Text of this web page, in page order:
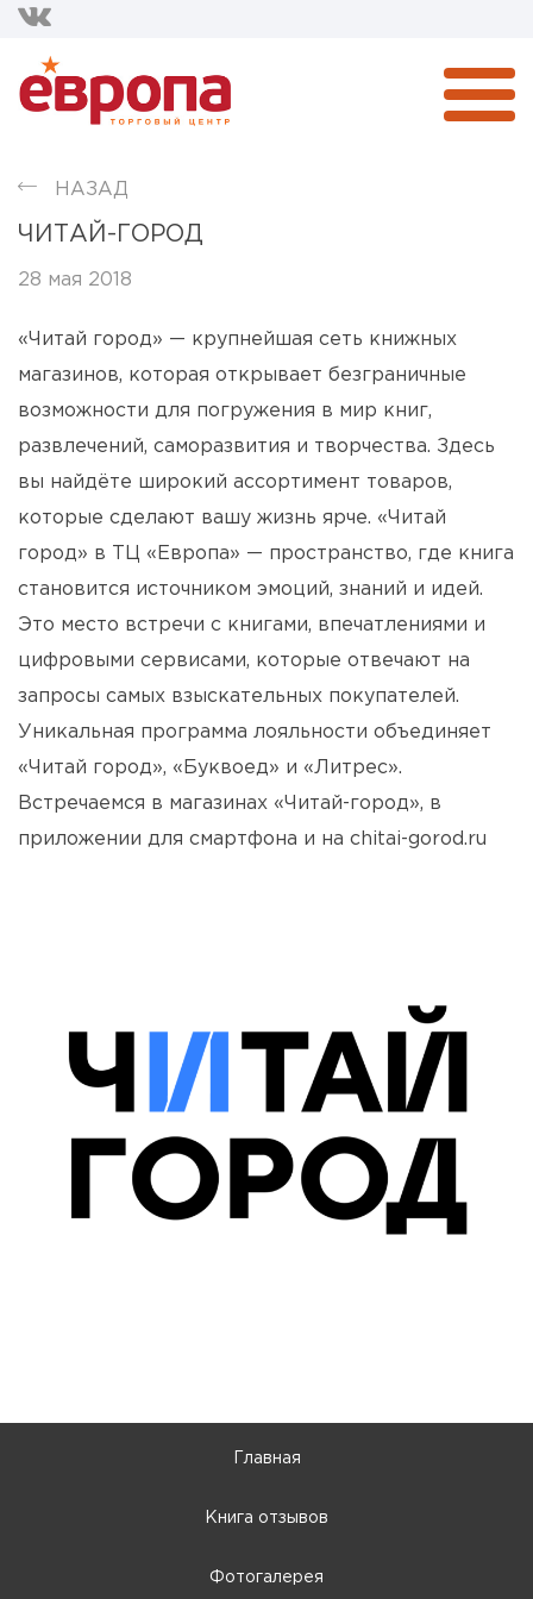
НАЗАД
ЧИТАЙ-ГОРОД
28 мая 2018
«Читай город» — крупнейшая сеть книжных
магазинов, которая открывает безграничные
возможности для погружения в мир книг,
развлечений, саморазвития и творчества. Здесь
вы найдёте широкий ассортимент товаров,
которые сделают вашу жизнь ярче. «Читай
город» в ТЦ «Европа» — пространство, где книга
становится источником эмоций, знаний и идей.
Это место встречи с книгами, впечатлениями и
цифровыми сервисами, которые отвечают на
запросы самых взыскательных покупателей.
Уникальная программа лояльности объединяет
«Читай город», «Буквоед» и «Литрес».
Встречаемся в магазинах «Читай-город», в
приложении для смартфона и на chitai-gorod.ru
Главная
Книга отзывов
Фотогалерея